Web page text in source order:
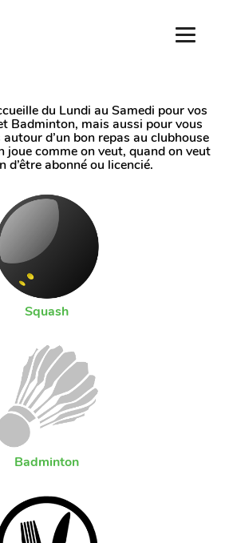
du Lundi au Samedi pour vos
Badminton, mais aussi pour vous
d’un bon repas au clubhouse
joue comme on veut, quand on veut
d’être abonné ou licencié.
Squash
Badminton